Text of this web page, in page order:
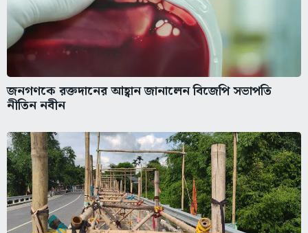
জনগণকে রক্তদানের আহ্বান জানালেন বিজেপি সভাপতি
নীতিন নবীন